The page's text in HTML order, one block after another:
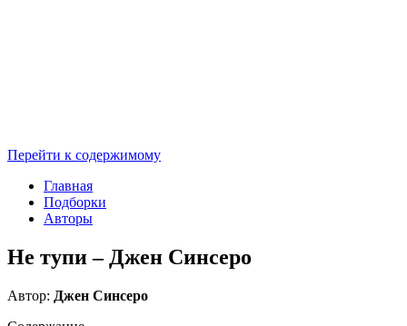
Перейти к содержимому
Главная
Подборки
Авторы
Не тупи – Джен Синсеро
Автор: Джен Синсеро